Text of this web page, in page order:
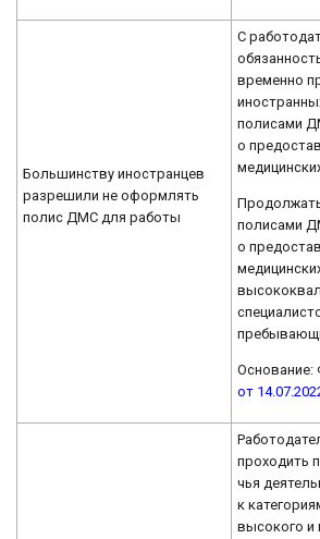
Большинству иностранцев
разрешили не оформлять
полис ДМС для работы
С
временно
полисами
о
полисами
о
Основание:
от
проходить
чья
к
высокого и